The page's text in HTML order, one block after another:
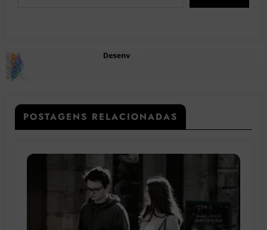
POSTAGENS RELACIONADAS